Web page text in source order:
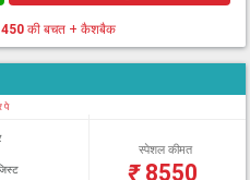
की बचत + कैशबैक
पे
स्पेशल कीमत
₹8550